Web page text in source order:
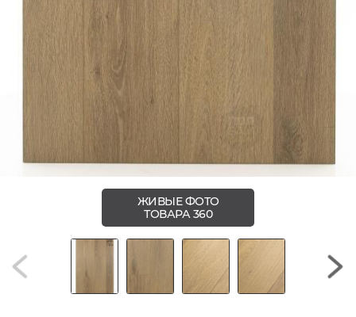
ЖИВЫЕ ФОТО
ТОВАРА 360